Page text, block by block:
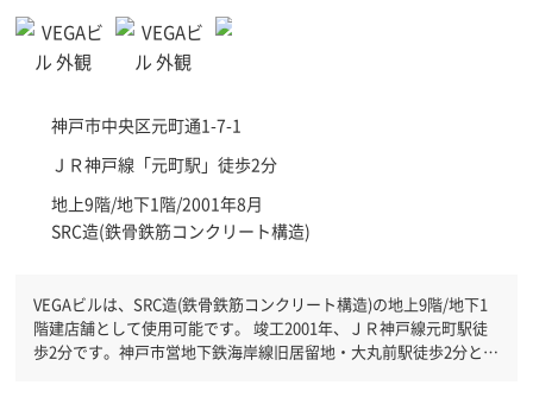
神戸市中央区元町通1-7-1
ＪＲ神戸線「元町駅 」徒歩2分
地上9階/地下1階/2001年8月
SRC造(鉄骨鉄筋コンクリート構造)
VEGAビルは、SRC造(鉄骨鉄筋コンクリート構造)の地上9階/地下1
階建店舗として使用可能です。 竣工2001年、ＪＲ神戸線元町駅徒
歩2分です。神戸市営地下鉄海岸線旧居留地・大丸前駅徒歩2分と複